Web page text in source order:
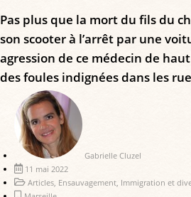
Pas plus que la mort du fils du
son scooter à l’arrêt par une
agression de ce médecin de
des foules indignées dans les
Gabrielle Cluzel
11 mai 2022
Articles, Ensauvagement, Immigration et